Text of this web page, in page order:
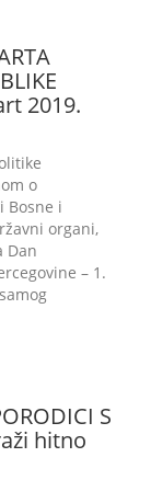
2019.
o
Bosne i
organi,
Dan
– 1.
S
hitno